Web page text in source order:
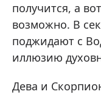
получится, а
возможно. В
поджидают с
иллюзию
Дева и